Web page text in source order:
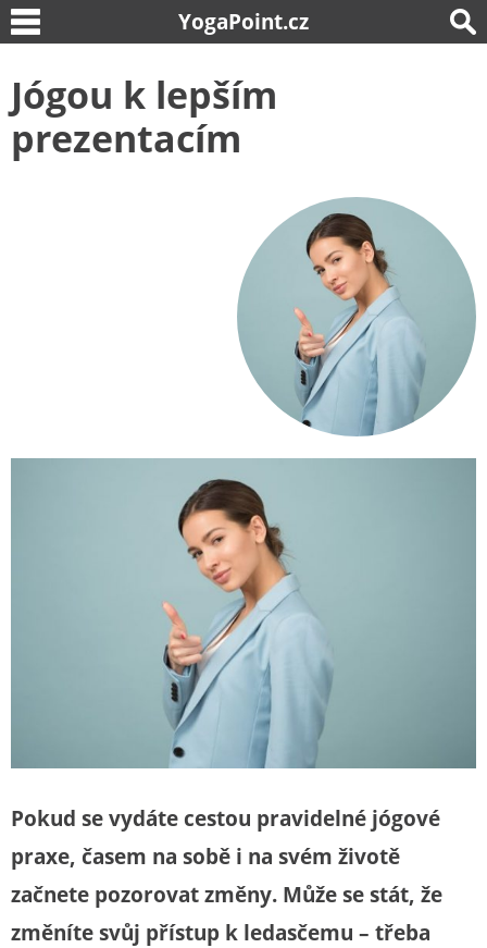
YogaPoint.cz
Jógou k lepším
prezentacím
Pokud se vydáte cestou pravidelné jógové
praxe, časem na sobě i na svém životě
začnete pozorovat změny. Může se stát, že
změníte svůj přístup k ledasčemu – třeba